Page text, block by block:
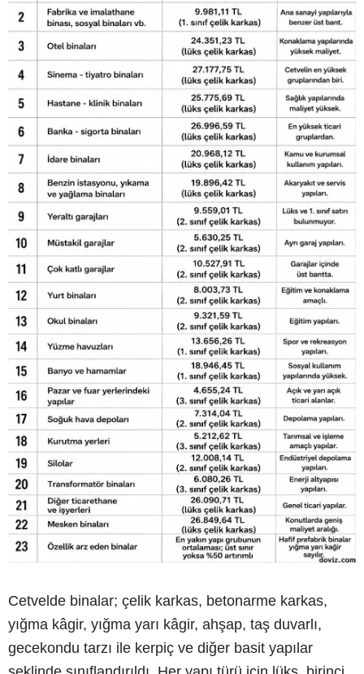
Cetvelde binalar; çelik karkas, betonarme karkas,
yığma kâgir, yığma yarı kâgir, ahşap, taş duvarlı,
gecekondu tarzı ile kerpiç ve diğer basit yapılar